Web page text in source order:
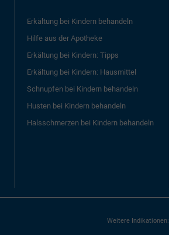
Erkältung bei Kindern behandeln
Hilfe aus der Apotheke
Erkältung bei Kindern: Tipps
Erkältung bei Kindern: Hausmittel
Schnupfen bei Kindern behandeln
Husten bei Kindern behandeln
Halsschmerzen bei Kindern behandeln
Weitere Indikationen: